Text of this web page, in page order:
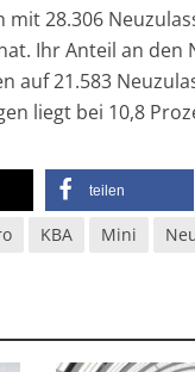
mit 28.306
Ihr Anteil an den
auf 21.583
liegt bei 10,8
teilen
KBA Mini